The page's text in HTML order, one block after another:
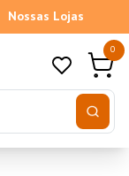
Nossas Lojas
0